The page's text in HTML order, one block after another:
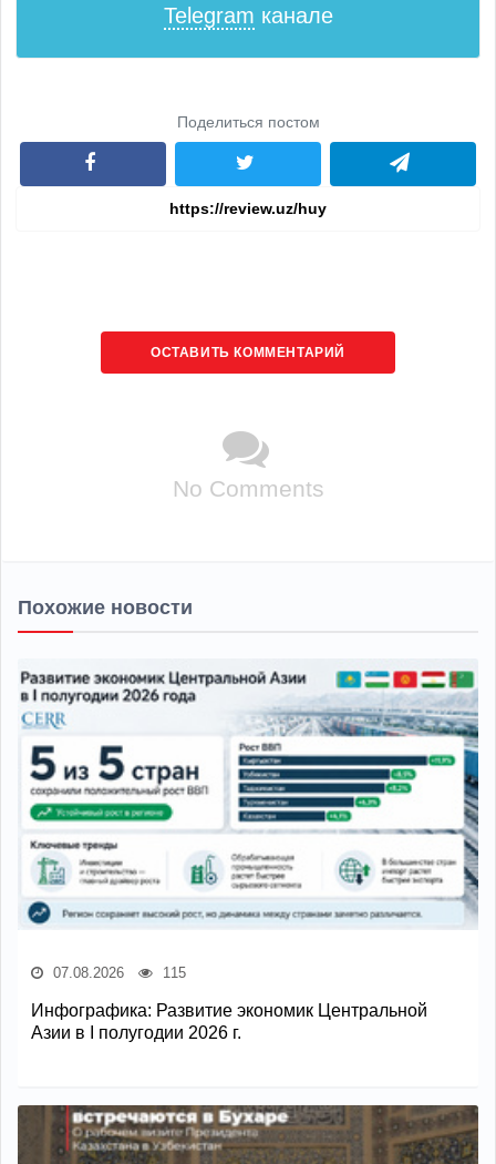
Telegram канале
Поделиться постом
ОСТАВИТЬ КОММЕНТАРИЙ
No Comments
Похожие новости
07.08.2026 115
Инфографика: Развитие экономик Центральной
Азии в I полугодии 2026 г.